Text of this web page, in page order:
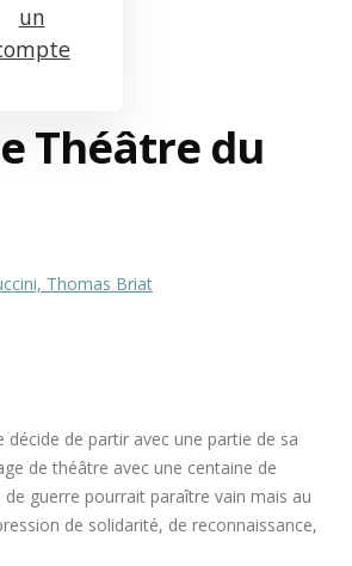
un
Théâtre du
Thomas Briat
de partir avec une partie de sa
de théâtre avec une centaine de
guerre pourrait paraître vain mais au
de solidarité, de reconnaissance,